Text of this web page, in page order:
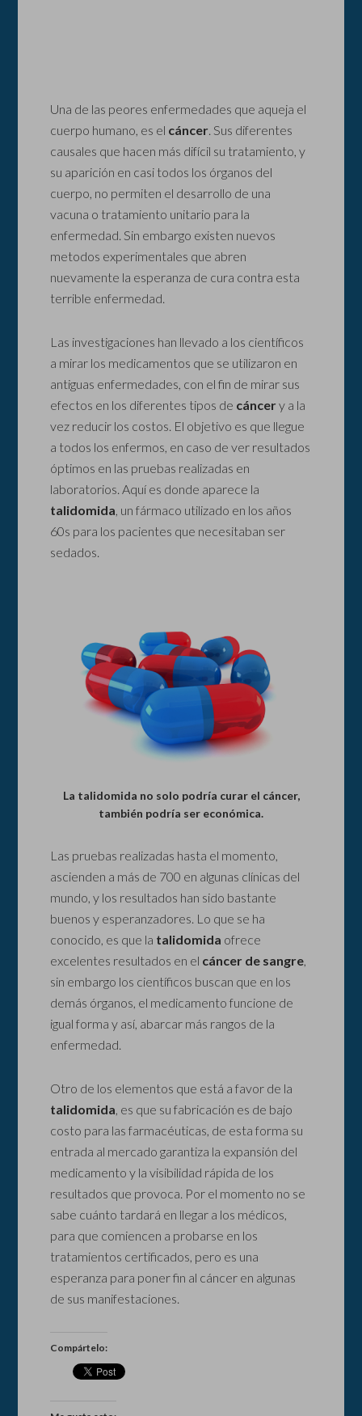
Una de las peores enfermedades que aqueja el
cuerpo humano, es el cáncer. Sus diferentes
causales que hacen más difícil su tratamiento, y
su aparición en casi todos los órganos del
cuerpo, no permiten el desarrollo de una
vacuna o tratamiento unitario para la
enfermedad. Sin embargo existen nuevos
metodos experimentales que abren
nuevamente la esperanza de cura contra esta
terrible enfermedad.
Las investigaciones han llevado a los científicos
a mirar los medicamentos que se utilizaron en
antiguas enfermedades, con el fin de mirar sus
efectos en los diferentes tipos de cáncery a la
vez reducir los costos. El objetivo es que llegue
a todos los enfermos, en caso de ver resultados
óptimos en las pruebas realizadas en
laboratorios. Aquí es donde aparece la
talidomida, un fármaco utilizado en los años
60s para los pacientes que necesitaban ser
sedados.
La talidomida no solo podría curar el cáncer,
también podría ser económica.
Las pruebas realizadas hasta el momento,
ascienden a más de 700 en algunas clínicas del
mundo, y los resultados han sido bastante
buenos y esperanzadores. Lo que se ha
conocido, es que la talidomida ofrece
excelentes resultados en el cáncer de sangre,
sin embargo los científicos buscan que en los
demás órganos, el medicamento funcione de
igual forma y así, abarcar más rangos de la
enfermedad.
Otro de los elementos que está a favor de la
talidomida, es que su fabricación es de bajo
costo para las farmacéuticas, de esta forma su
entrada al mercado garantiza la expansión del
medicamento y la visibilidad rápida de los
resultados que provoca. Por el momento no se
sabe cuánto tardará en llegar a los médicos,
para que comiencen a probarse en los
tratamientos certificados, pero es una
esperanza para poner fin al cáncer en algunas
de sus manifestaciones.
Compártelo: